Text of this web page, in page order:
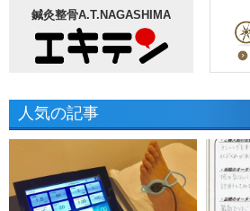
鍼灸整骨A.T.NAGASHIMA
人気の記事